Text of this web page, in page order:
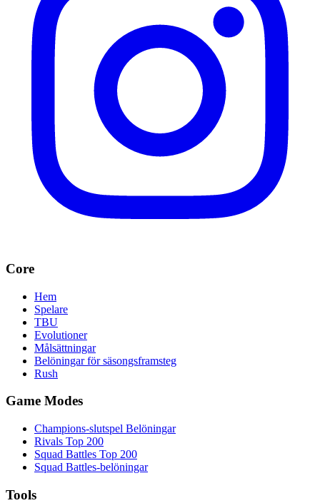
Core
Hem
Spelare
TBU
Evolutioner
Målsättningar
Belöningar för säsongsframsteg
Rush
Game Modes
Champions-slutspel Belöningar
Rivals Top 200
Squad Battles Top 200
Squad Battles-belöningar
Tools